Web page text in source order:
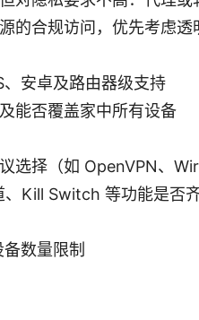
的合规访问，优先考虑透
安卓及路由器级支持
能否覆盖家中所有设备
选择（如 OpenVPN、
、Kill Switch 等功能是否
数量限制